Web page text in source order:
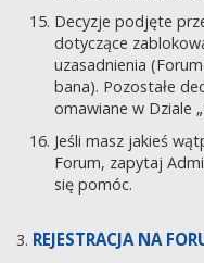
Decyzje podjęte
dotyczące
uzasadnienia
bana). Pozostałe
omawiane w Dziale
Jeśli masz jakieś
Forum, zapytaj
się pomóc.
REJESTRACJA NA